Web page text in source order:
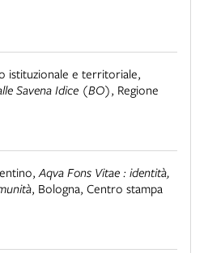
istituzionale e territoriale,
Savena Idice (BO), Regione
,Aqva Fons Vitae : identità,
, Bologna, Centro stampa